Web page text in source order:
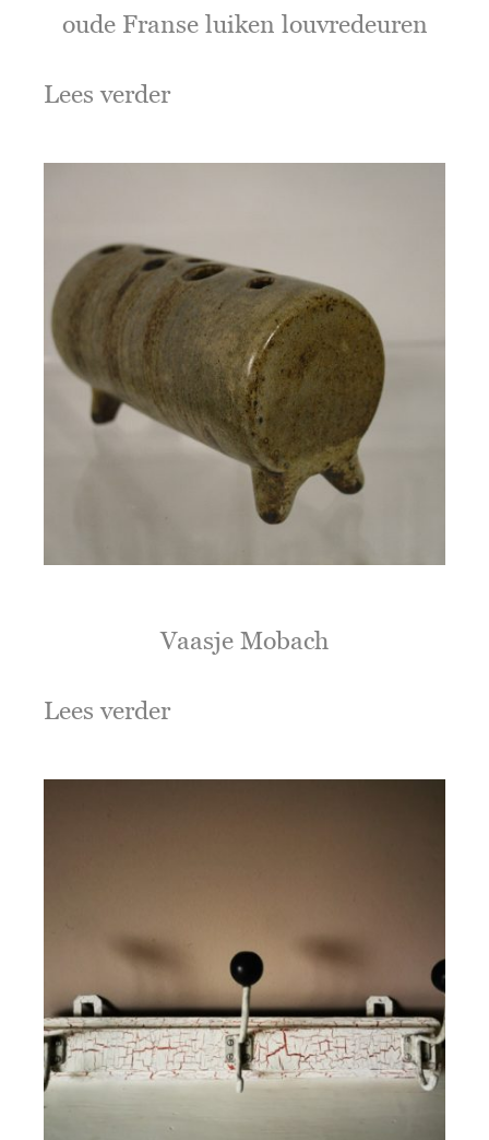
oude Franse luiken louvredeuren
Lees verder
Vaasje Mobach
Lees verder